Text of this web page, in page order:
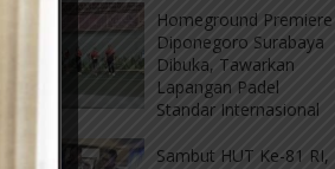
Homeground Premiere
Diponegoro Surabaya
Dibuka, Tawarkan
Lapangan Padel
Standar Internasional
Sambut HUT Ke-81 RI,